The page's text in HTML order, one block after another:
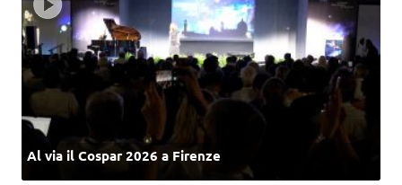
Al via il Cospar 2026 a Firenze